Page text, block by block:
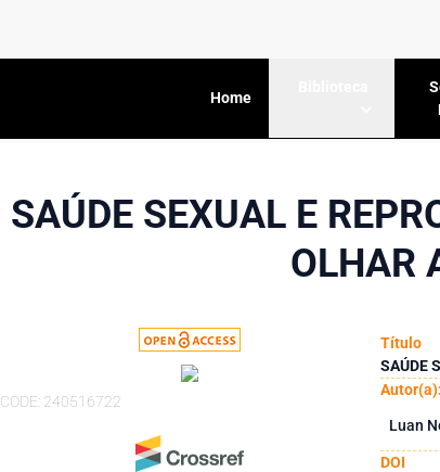
Home
SAÚDE SEXUAL E
OLHAR
CODE: 240516722
Título
SAÚDE
Autor(a):
Luan
DOI